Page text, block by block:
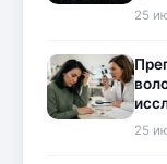
25
25